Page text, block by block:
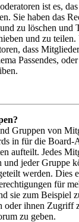
ist es,
Sie haben das
zu löschen und
und zu
dass
Passendes,
Gruppen von
in für die Board-
aufteilt. Jedes
und jeder Gruppe
werden. Dies
für
sie zum Beispiel
oder ihnen Zugriff
zu geben.